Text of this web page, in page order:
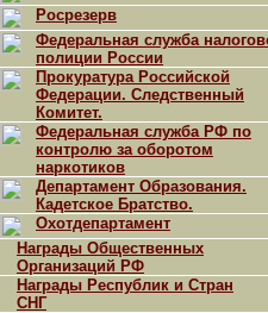
Росрезерв
Федеральная служба
полиции России
Прокуратура Российской
Федерации. Следственный
Комитет.
Федеральная служба РФ по
контролю за оборотом
наркотиков
Департамент Образования.
Кадетское Братство.
Охотдепартамент
Награды Общественных
Организаций РФ
Награды Республик и Стран
СНГ